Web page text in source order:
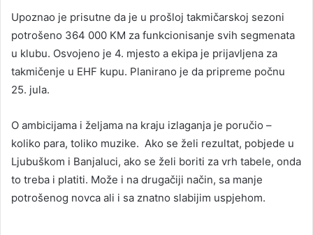
Upoznao je prisutne da je u prošloj takmičarskoj sezoni
potrošeno 364 000 KM za funkcionisanje svih segmenata
u klubu. Osvojeno je 4. mjesto a ekipa je prijavljena za
takmičenje u EHF kupu. Planirano je da pripreme počnu
25. jula.
O ambicijama i željama na kraju izlaganja je poručio –
koliko para, toliko muzike. Ako se želi rezultat, pobjede u
Ljubuškom i Banjaluci, ako se želi boriti za vrh tabele, onda
to treba i platiti. Može i na drugačiji način, sa manje
potrošenog novca ali i sa znatno slabijim uspjehom.